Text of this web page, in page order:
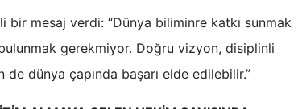
bir mesaj verdi: “Dünya biliminre katkı sunmak
gerekmiyor. Doğru vizyon, disiplinli
de dünya çapında başarı elde edilebilir.”